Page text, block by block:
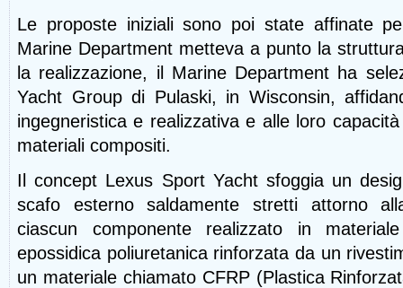
Le proposte iniziali sono poi state affinate
Marine Department metteva a punto la
la realizzazione, il Marine Department ha
Yacht Group di Pulaski, in Wisconsin,
ingegneristica e realizzativa e alle loro
materiali compositi.
Il concept Lexus Sport Yacht sfoggia un
scafo esterno saldamente stretti attorno
ciascun componente realizzato in
epossidica poliuretanica rinforzata da un
un materiale chiamato CFRP (Plastica